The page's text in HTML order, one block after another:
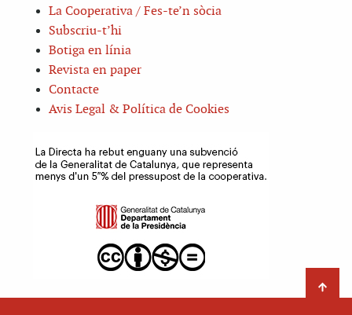
La Cooperativa / Fes-te’n sòcia
Subscriu-t’hi
Botiga en línia
Revista en paper
Contacte
Avis Legal & Política de Cookies